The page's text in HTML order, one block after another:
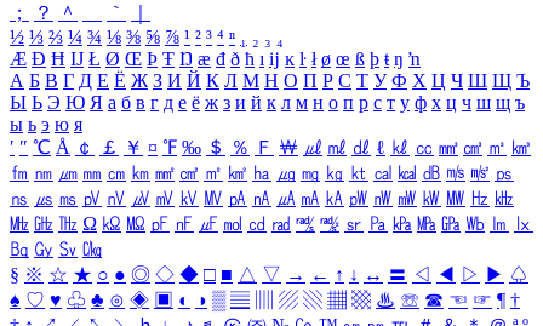
；
？ ＾ ｀
½ ⅓ ⅔ ¼ ¾ ⅛ ⅜ ⅝ ⅞ ¹ ² ³ ⁴ ⁿ ₁ ₂ ₃ ₄
Æ Ð Ħ Ĳ Ł Ø Œ Þ Ŧ Ŋ æ đ ð ħ ı ĳ ĸ ŀ ł ø œ ß þ ŧ ŋ ŉ
А Б В Г Д Е Ё Ж З И Й К Л М Н О П Р С Т У Ф Х Ц Ч Ш Щ Ъ
Ы Ь Э Ю Я а б в г д е ё ж з и й к л м н о п р с т у ф х ц ч ш щ ъ
ы ь э ю я
′ ″ ℃ Å ￠ ￡ ￥ ¤ ℉ ‰ ＄ ％ Ｆ ￦ ㎕ ㎖ ㎗ ℓ ㎘ ㏄ ㎣ ㎤ ㎥ ㎦
㎙ ㎚ ㎛ ㎜ ㎝ ㎞ ㎟ ㎠ ㎡ ㎢ ㏊ ㎍ ㎎ ㎏ ㏏ ㎈ ㎉ ㏈ ㎧ ㎨ ㎰
㎱ ㎲ ㎳ ㎴ ㎵ ㎶ ㎷ ㎸ ㎹ ㎀ ㎁ ㎂ ㎃ ㎄ ㎺ ㎻ ㎽ ㎾ ㎿ ㎐ ㎑
㎒ ㎓ ㎔ Ω ㏀ ㏁ ㎊ ㎋ ㎌ ㏖ ㏅ ㎭ ㎮ ㎯ ㏛ ㎩ ㎪ ㎫ ㎬ ㏝ ㏐
㏓
㏃ ㏉ ㏜ ㏆
§ ※ ☆ ★ ○ ● ◎ ◇ ◆ □ ■ △ ▽ → ← ↑ ↓ ↔ 〓 ◁ ◀ ▷ ▶ ♤
♠ ♡ ♥ ♧ ♣ ⊙ ◈ ▣ ◐ ◑ ▒ ▤ ▨ ▧ ▦ ▩ ♨ ☏ ☎ ☜ ☞ ¶ †